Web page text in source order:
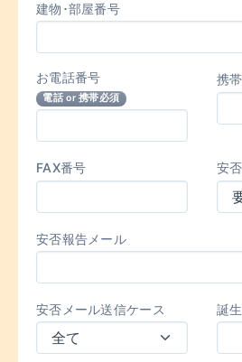
建物･部屋番号
お電話番号
電話 or 携帯必須
携
FAX番号 安
安否報告メール
安否メール送信ケース 誕